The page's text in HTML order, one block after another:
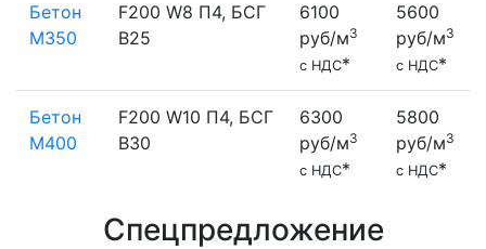
Бетон
М350
F200 W8 П4, БСГ
В25
6100
руб/м3
с НДС*
5600
руб/м3
с НДС*
Бетон
М400
F200 W10 П4, БСГ
В30
6300
руб/м3
с НДС*
5800
руб/м3
с НДС*
Спецпредложение